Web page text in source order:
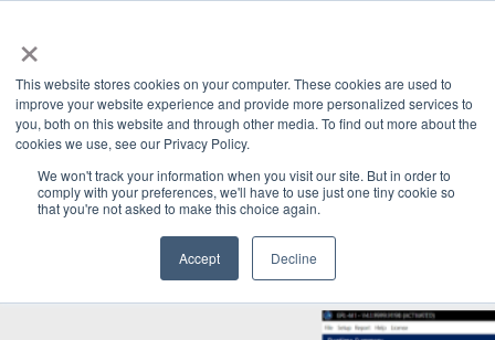
×
This website stores cookies on your computer. These cookies are used to
improve your website experience and provide more personalized services to
you, both on this website and through other media. To find out more about the
cookies we use, see our Privacy Policy.
We won't track your information when you visit our site. But in order to
comply with your preferences, we'll have to use just one tiny cookie so
that you're not asked to make this choice again.
Accept Decline
Latest News